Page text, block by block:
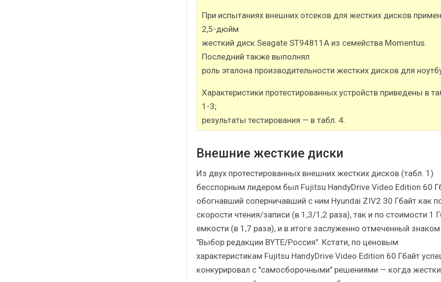
При испытаниях внешних отсеков для жестких дисков
2,5-дюйм
жесткий диск Seagate ST94811A из семейства Momentus.
Последний также выполнял
роль эталона производительности жестких дисков для
Характеристики протестированных устройств приведены в
1-3;
результаты тестирования — в табл. 4.
Внешние жесткие диски
Из двух протестированных внешних жестких дисков (табл. 1)
бесспорным лидером был Fujitsu HandyDrive Video Edition 60
обогнавший соперничавший с ним Hyundai ZIV2 30 Гбайт как
скорости чтения/записи (в 1,3/1,2 раза), так и по стоимости 1
емкости (в 1,7 раза), и в итоге заслуженно отмеченный знаком
"Выбор редакции BYTE/Россия". Кстати, по ценовым
характеристикам Fujitsu HandyDrive Video Edition 60 Гбайт
конкурировал с "самосборочными" решениями — когда